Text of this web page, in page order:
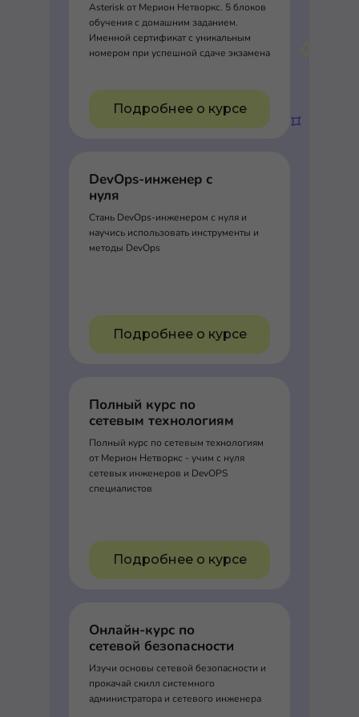
Asterisk от Мерион Нетворкс. 5 блоков
обучения с домашним заданием.
Именной сертификат с уникальным
номером при успешной сдаче экзамена
Подробнее о курсе
DevOps-инженер с
нуля
Стань DevOps-инженером с нуля и
научись использовать инструменты и
методы DevOps
Подробнее о курсе
Полный курс по
сетевым технологиям
Полный курс по сетевым технологиям
от Мерион Нетворкс - учим с нуля
сетевых инженеров и DevOPS
специалистов
Подробнее о курсе
Онлайн-курс по
сетевой безопасности
Изучи основы сетевой безопасности и
прокачай скилл системного
администратора и сетевого инженера